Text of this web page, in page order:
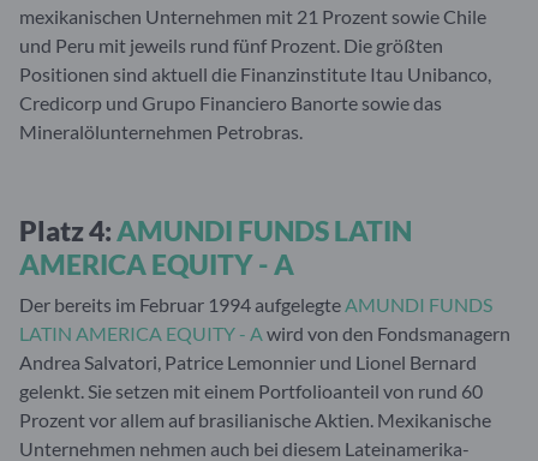
mexikanischen Unternehmen mit 21 Prozent sowie Chile
und Peru mit jeweils rund fünf Prozent. Die größten
Positionen sind aktuell die Finanzinstitute Itau Unibanco,
Credicorp und Grupo Financiero Banorte sowie das
Mineralölunternehmen Petrobras.
Platz 4:AMUNDI FUNDS LATIN
AMERICA EQUITY - A
Der bereits im Februar 1994 aufgelegteAMUNDI FUNDS
LATIN AMERICA EQUITY - A wird von den Fondsmanagern
Andrea Salvatori, Patrice Lemonnier und Lionel Bernard
gelenkt. Sie setzen mit einem Portfolioanteil von rund 60
Prozent vor allem auf brasilianische Aktien. Mexikanische
Unternehmen nehmen auch bei diesem Lateinamerika-